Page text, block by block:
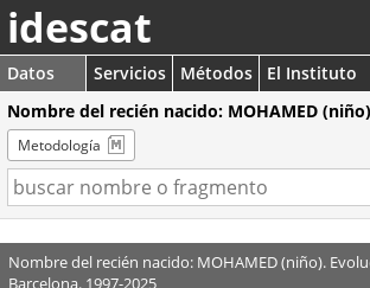
idescat
Datos Servicios Métodos
El Instituto
Nombre del recién nacido: MOHAMED
Metodología
Nombre del recién nacido: MOHAMED (niño).
Barcelona. 1997-2025